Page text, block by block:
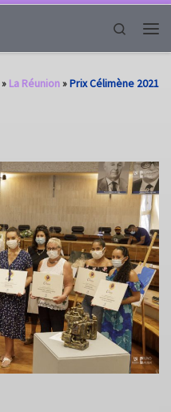
Search
» La Réunion»Prix Célimène 2021